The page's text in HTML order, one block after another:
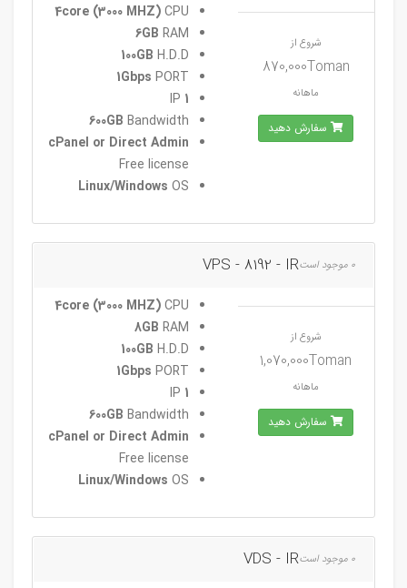
4core (3000 MHZ)CPU
6GB RAM
100GB H.D.D
1Gbps PORT
1
600GB Bandwidth
cPanel or Direct Admin
Free license
Linux/Windows OS
شروع از
870,000Toman
ماهانه
سفارش دهید
VPS - 8192 - IR 0 موجود است
4core (3000 MHZ)CPU
8GB RAM
100GB H.D.D
1Gbps PORT
1
600GB Bandwidth
cPanel or Direct Admin
Free license
Linux/Windows OS
شروع از
1,070,000Toman
ماهانه
سفارش دهید
VDS - IR 0 موجود است